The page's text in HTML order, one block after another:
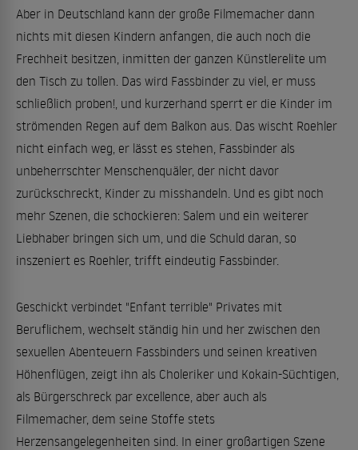
Aber in Deutschland kann der große Filmemacher dann
nichts mit diesen Kindern anfangen, die auch noch die
Frechheit besitzen, inmitten der ganzen Künstlerelite um
den Tisch zu tollen. Das wird Fassbinder zu viel, er muss
schließlich proben!, und kurzerhand sperrt er die Kinder im
strömenden Regen auf dem Balkon aus. Das wischt Roehler
nicht einfach weg, er lässt es stehen, Fassbinder als
unbeherrschter Menschenquäler, der nicht davor
zurückschreckt, Kinder zu misshandeln. Und es gibt noch
mehr Szenen, die schockieren: Salem und ein weiterer
Liebhaber bringen sich um, und die Schuld daran, so
inszeniert es Roehler, trifft eindeutig Fassbinder.
Geschickt verbindet "Enfant terrible" Privates mit
Beruflichem, wechselt ständig hin und her zwischen den
sexuellen Abenteuern Fassbinders und seinen kreativen
Höhenflügen, zeigt ihn als Choleriker und Kokain-Süchtigen,
als Bürgerschreck par excellence, aber auch als
Filmemacher, dem seine Stoffe stets
Herzensangelegenheiten sind. In einer großartigen Szene